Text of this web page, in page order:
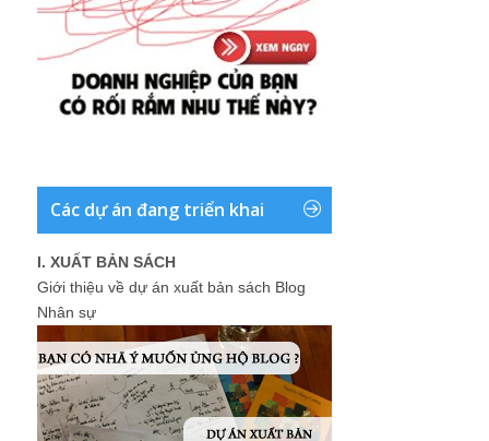
Các dự án đang triển khai
I. XUẤT BẢN SÁCH
Giới thiệu về dự án xuất bản sách Blog
Nhân sự